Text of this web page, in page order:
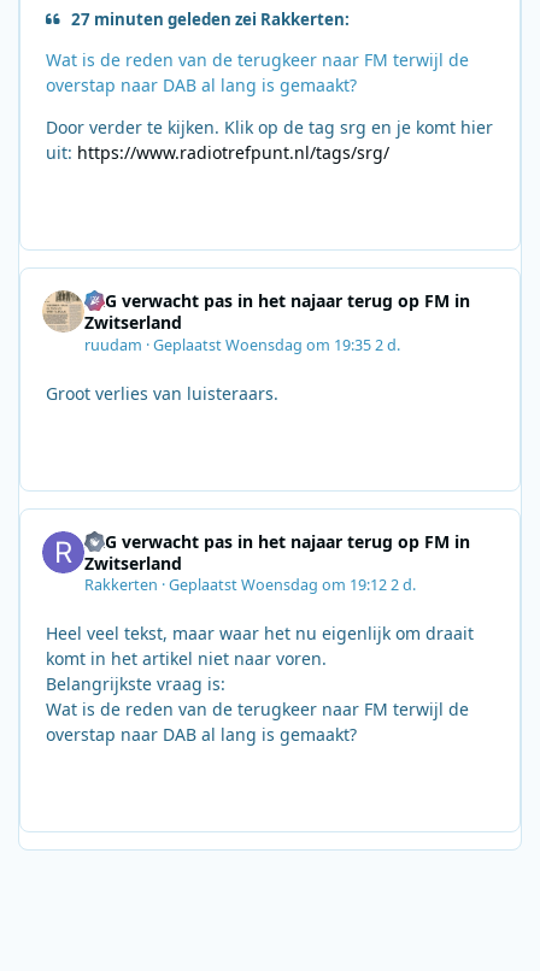
27 minuten geleden zei Rakkerten:
Wat is de reden van de terugkeer naar FM terwijl de
overstap naar DAB al lang is gemaakt?
Door verder te kijken. Klik op de tag srg en je komt hier
uit: https://www.radiotrefpunt.nl/tags/srg/
SRG verwacht pas in het najaar terug op FM in
Zwitserland
ruudam ·GeplaatstWoensdag om 19:352 d.
Groot verlies van luisteraars.
SRG verwacht pas in het najaar terug op FM in
Zwitserland
Rakkerten ·GeplaatstWoensdag om 19:122 d.
Heel veel tekst, maar waar het nu eigenlijk om draait
komt in het artikel niet naar voren.
Belangrijkste vraag is:
Wat is de reden van de terugkeer naar FM terwijl de
overstap naar DAB al lang is gemaakt?